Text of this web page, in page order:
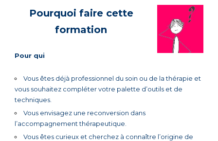
Pourquoi faire cette
formation
Pour qui
Vous êtes déjà professionnel du soin ou de la thérapie et
vous souhaitez compléter votre palette d’outils et de
techniques.
Vous envisagez une reconversion dans
l’accompagnement thérapeutique.
Vous êtes curieux et cherchez à connaître l’origine de